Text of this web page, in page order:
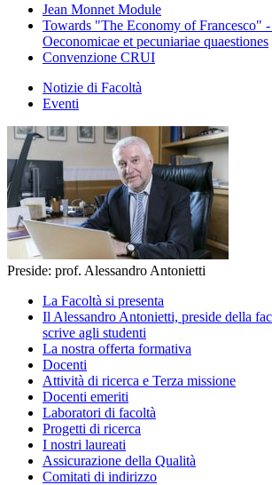
Jean Monnet Module
Towards "The Economy of Francesco"
Oeconomicae et pecuniariae quaestiones
Convenzione CRUI
Notizie di Facoltà
Eventi
Preside: prof. Alessandro Antonietti
La Facoltà si presenta
Il Alessandro Antonietti, preside della
scrive agli studenti
La nostra offerta formativa
Docenti
Attività di ricerca e Terza missione
Docenti emeriti
Laboratori di facoltà
Progetti di ricerca
I nostri laureati
Assicurazione della Qualità
Comitati di indirizzo